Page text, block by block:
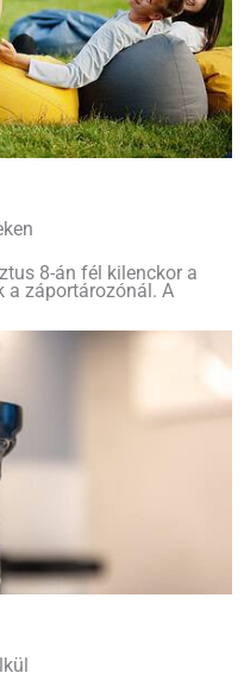
8-án fél kilenckor a
a záportározónál. A